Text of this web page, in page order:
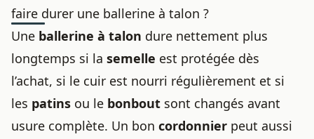
faire durer une ballerine à talon ?
Une ballerine à talon dure nettement plus
longtemps si la semelle est protégée dès
l’achat, si le cuir est nourri régulièrement et si
les patins ou le bonbout sont changés avant
usure complète. Un bon cordonnier peut aussi